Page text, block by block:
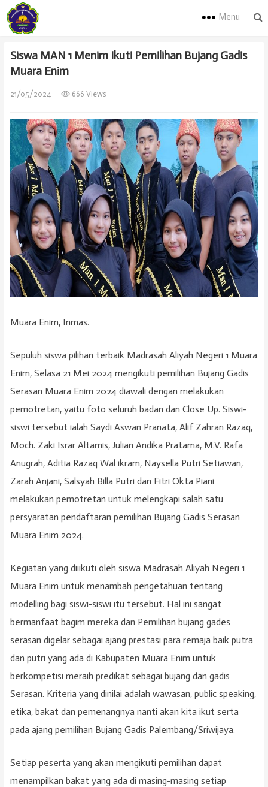
Menu
Siswa MAN 1 Menim Ikuti Pemilihan Bujang Gadis
Muara Enim
21/05/2024 666 Views
Muara Enim, Inmas.
Sepuluh siswa pilihan terbaik Madrasah Aliyah Negeri 1 Muara
Enim, Selasa 21 Mei 2024 mengikuti pemilihan Bujang Gadis
Serasan Muara Enim 2024 diawali dengan melakukan
pemotretan, yaitu foto seluruh badan dan Close Up. Siswi-
siswi tersebut ialah Saydi Aswan Pranata, ⁠Alif Zahran Razaq,
⁠Moch. Zaki Israr Altamis, ⁠Julian Andika Pratama, M.V. Rafa
Anugrah, ⁠Aditia Razaq Wal ikram, ⁠Naysella Putri Setiawan,
⁠Zarah Anjani, ⁠Salsyah Billa Putri dan ⁠Fitri Okta Piani
melakukan pemotretan untuk melengkapi salah satu
persyaratan pendaftaran pemilihan Bujang Gadis Serasan
Muara Enim 2024.
Kegiatan yang diiikuti oleh siswa Madrasah Aliyah Negeri 1
Muara Enim untuk menambah pengetahuan tentang
modelling bagi siswi-siswi itu tersebut. Hal ini sangat
bermanfaat bagim mereka dan Pemilihan bujang gades
serasan digelar sebagai ajang prestasi para remaja baik putra
dan putri yang ada di Kabupaten Muara Enim untuk
berkompetisi meraih predikat sebagai bujang dan gadis
Serasan. Kriteria yang dinilai adalah wawasan, public speaking,
etika, bakat dan pemenangnya nanti akan kita ikut serta
pada ajang pemilihan Bujang Gadis Palembang/Sriwijaya.
Setiap peserta yang akan mengikuti pemilihan dapat
menampilkan bakat yang ada di masing-masing setiap